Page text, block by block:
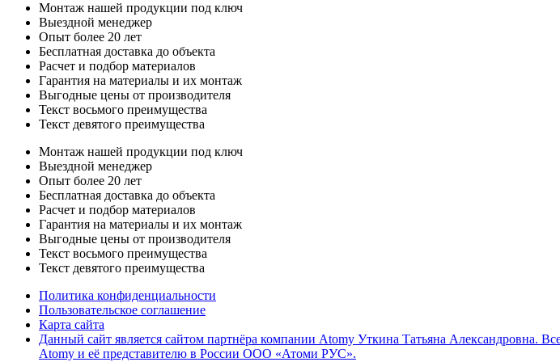
Монтаж нашей продукции под ключ
Выездной менеджер
Опыт более 20 лет
Бесплатная доставка до объекта
Расчет и подбор материалов
Гарантия на материалы и их монтаж
Выгодные цены от производителя
Текст восьмого преимущества
Текст девятого преимущества
Монтаж нашей продукции под ключ
Выездной менеджер
Опыт более 20 лет
Бесплатная доставка до объекта
Расчет и подбор материалов
Гарантия на материалы и их монтаж
Выгодные цены от производителя
Текст восьмого преимущества
Текст девятого преимущества
Политика конфиденциальности
Пользовательское соглашение
Карта сайта
Данный сайт является сайтом партнёра компании Atomy Уткина Татьяна Александровна.
Atomy и её представителю в России ООО «Атоми РУС».